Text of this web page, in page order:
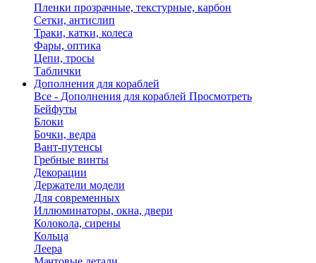
Пленки прозрачные, текстурные, карбон
Сетки, антислип
Траки, катки, колеса
Фары, оптика
Цепи, тросы
Таблички
Дополнения для кораблей
Все - Дополнения для кораблей Просмотреть
Бейфуты
Блоки
Бочки, ведра
Вант-путенсы
Гребные винты
Декорации
Держатели модели
Для современных
Иллюминаторы, окна, двери
Колокола, сирены
Кольца
Леера